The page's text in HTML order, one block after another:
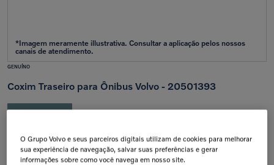
GENUÍNO
Coxim Traseiro para Ônibus Volvo - 20501393
Calcular frete e prazo
Atenção! Prazos de entrega começam após confirmação do pagamento e podem variar para mais de
uma unidade.
O Grupo Volvo e seus parceiros digitais utilizam de cookies para melhorar
sua experiência de navegação, salvar suas preferências e gerar
informações sobre como você navega em nosso site.